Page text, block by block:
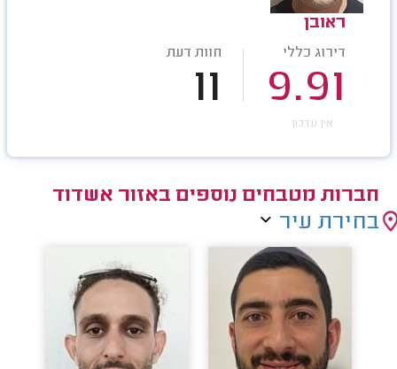
ראובן
דירוג כללי
9.91
חוות דעת
11
אין עדכון
חברות מטבחים נוספים באזור אשדוד
בחירת עיר